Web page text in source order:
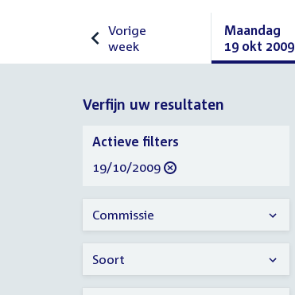
Vorige
week
Vorige
Maandag
19 okt 2009
Maandag
Verfijn uw resultaten
Verfijn
uw
resultaten
Actieve filters
verwijder
19/10/2009
Commissie
Soort